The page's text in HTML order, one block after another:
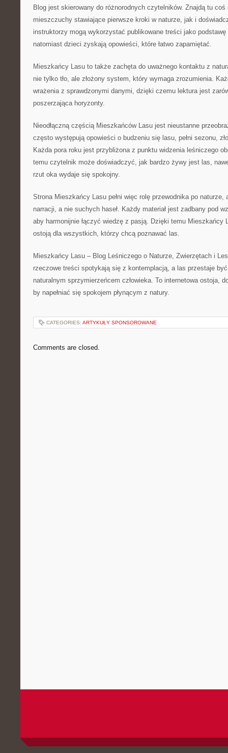
Blog jest skierowany do różnorodnych czytelników. Znajdą tu coś
mieszczuchy stawiające pierwsze kroki w naturze, jak i
instruktorzy mogą wykorzystać publikowane treści jako
natomiast dzieci zyskają opowieści, które łatwo zapamiętać.
Mieszkańcy Lasu to także zachęta do uważnego kontaktu z
nie tylko tło, ale złożony system, który wymaga zrozumienia.
wrażenia z sprawdzonymi danymi, dzięki czemu lektura jest
poszerzająca horyzonty.
Nieodłączną częścią Mieszkańców Lasu jest nieustanne
często występują opowieści o budzeniu się lasu, pełni sezonu,
Każda pora roku jest przybliżona z punktu widzenia leśniczego
temu czytelnik może doświadczyć, jak bardzo żywy jest las,
rzut oka wydaje się spokojny.
Strona Mieszkańcy Lasu pełni więc rolę przewodnika po naturze,
narracji, a nie suchych haseł. Każdy materiał jest zadbany pod
aby harmonijnie łączyć wiedzę z pasją. Dzięki temu Mieszkańcy
ostoją dla wszystkich, którzy chcą poznawać las.
Mieszkańcy Lasu – Blog Leśniczego o Naturze, Zwierzętach i
rzeczowe treści spotykają się z kontemplacją, a las przestaje
naturalnym sprzymierzeńcem człowieka. To internetowa ostoja,
by napełniać się spokojem płynącym z natury.
CATEGORIES: ARTYKUŁY SPONSOROWANE
Comments are closed.